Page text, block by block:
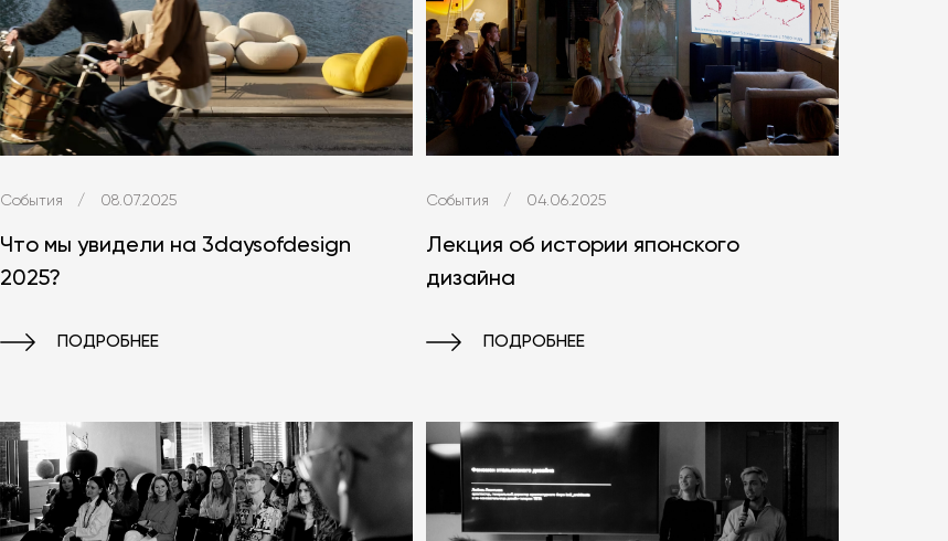
События / 08.07.2025
Что мы увидели на 3daysofdesign
2025?
ПОДРОБНЕЕ
События / 04.06.2025
Лекция об истории японского
дизайна
ПОДРОБНЕЕ